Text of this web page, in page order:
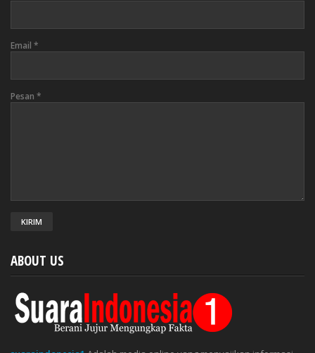
Email *
Pesan *
ABOUT US